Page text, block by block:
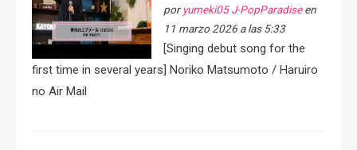
por yumeki05 J-PopParadiseen
11 marzo 2026 a las 5:33
[Singing debut song for the
first time in several years] Noriko Matsumoto / Haruiro
no Air Mail